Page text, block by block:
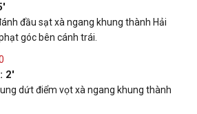
đầu sạt xà ngang khung thành Hải
góc bên cánh trái.
2'
dứt điểm vọt xà ngang khung thành